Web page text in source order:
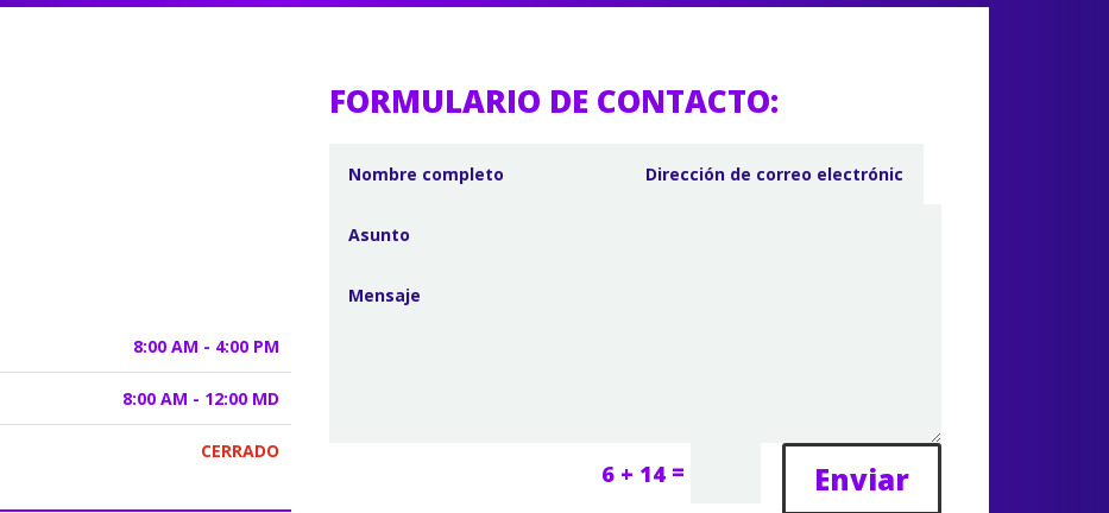
8:00 AM - 4:00 PM
8:00 AM - 12:00 MD
CERRADO
FORMULARIO DE CONTACTO:
6 + 14 = Enviar